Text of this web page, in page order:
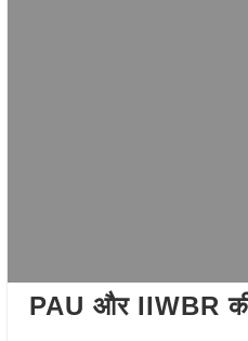
PAU और IIWBR की